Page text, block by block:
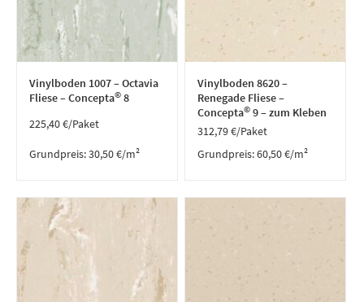
Vinylboden 1007 – Octavia
Fliese – Concepta© 8
225,40€/Paket
Grundpreis:30,50€/m²
Vinylboden 8620 –
Renegade Fliese –
Concepta© 9 – zum Kleben
312,79€/Paket
Grundpreis:60,50€/m²